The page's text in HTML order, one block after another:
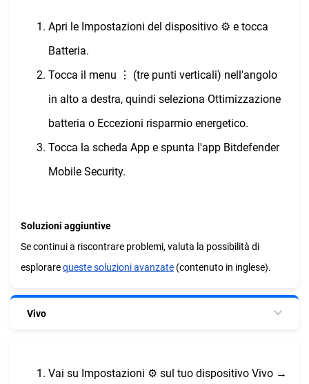
Apri le Impostazioni del dispositivo ⚙︎ e tocca
Batteria.
Tocca il menu ⋮ (tre punti verticali) nell'angolo
in alto a destra, quindi seleziona Ottimizzazione
batteria o Eccezioni risparmio energetico.
Tocca la scheda App e spunta l'app Bitdefender
Mobile Security.
Soluzioni aggiuntive
Se continui a riscontrare problemi, valuta la possibilità di
esplorarequeste soluzioni avanzate (contenuto in inglese).
Vivo
Vai su Impostazioni ⚙︎ sul tuo dispositivo Vivo →